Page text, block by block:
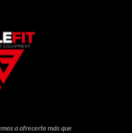
a ofrecerte más que